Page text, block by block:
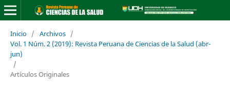
Inicio / Archivos /
Vol. 1 Núm. 2 (2019): Revista Peruana de Ciencias de la Salud (abr-
jun)
/
Artículos Originales